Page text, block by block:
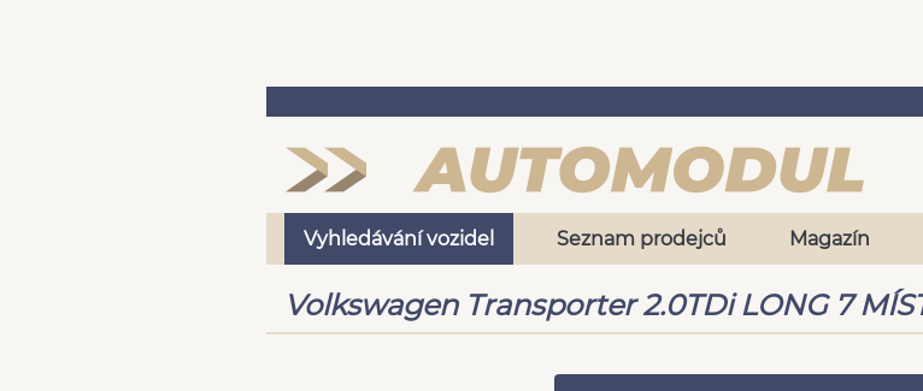
Vyhledávání vozidel Seznam prodejců Magazín
Volkswagen Transporter 2.0TDi LONG 7